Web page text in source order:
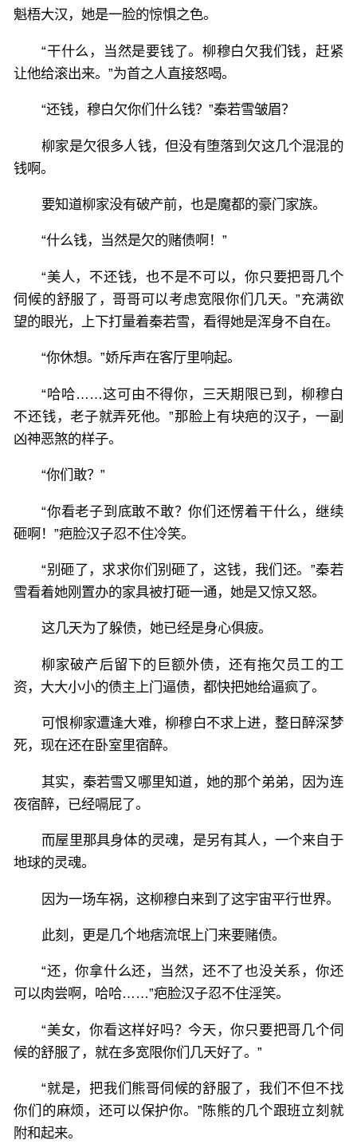
魁梧大汉，她是一脸的惊惧之色。
“干什么，当然是要钱了。柳穆白欠我们钱，赶紧
让他给滚出来。”为首之人直接怒喝。
“还钱，穆白欠你们什么钱？”秦若雪皱眉？
柳家是欠很多人钱，但没有堕落到欠这几个混混的
钱啊。
要知道柳家没有破产前，也是魔都的豪门家族。
“什么钱，当然是欠的赌债啊！”
“美人，不还钱，也不是不可以，你只要把哥几个
伺候的舒服了，哥哥可以考虑宽限你们几天。”充满欲
望的眼光，上下打量着秦若雪，看得她是浑身不自在。
“你休想。”娇斥声在客厅里响起。
“哈哈……这可由不得你，三天期限已到，柳穆白
不还钱，老子就弄死他。”那脸上有块疤的汉子，一副
凶神恶煞的样子。
“你们敢？”
“你看老子到底敢不敢？你们还愣着干什么，继续
砸啊！”疤脸汉子忍不住冷笑。
“别砸了，求求你们别砸了，这钱，我们还。”秦若
雪看着她刚置办的家具被打砸一通，她是又惊又怒。
这几天为了躲债，她已经是身心俱疲。
柳家破产后留下的巨额外债，还有拖欠员工的工
资，大大小小的债主上门逼债，都快把她给逼疯了。
可恨柳家遭逢大难，柳穆白不求上进，整日醉深梦
死，现在还在卧室里宿醉。
其实，秦若雪又哪里知道，她的那个弟弟，因为连
夜宿醉，已经嗝屁了。
而屋里那具身体的灵魂，是另有其人，一个来自于
地球的灵魂。
因为一场车祸，这柳穆白来到了这宇宙平行世界。
此刻，更是几个地痞流氓上门来要赌债。
“还，你拿什么还，当然，还不了也没关系，你还
可以肉尝啊，哈哈……”疤脸汉子忍不住淫笑。
“美女，你看这样好吗？今天，你只要把哥几个伺
候的舒服了，就在多宽限你们几天好了。”
“就是，把我们熊哥伺候的舒服了，我们不但不找
你们的麻烦，还可以保护你。”陈熊的几个跟班立刻就
附和起来。